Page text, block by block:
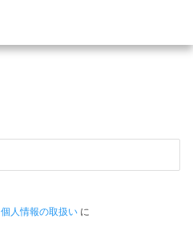
個人情報の取扱いに